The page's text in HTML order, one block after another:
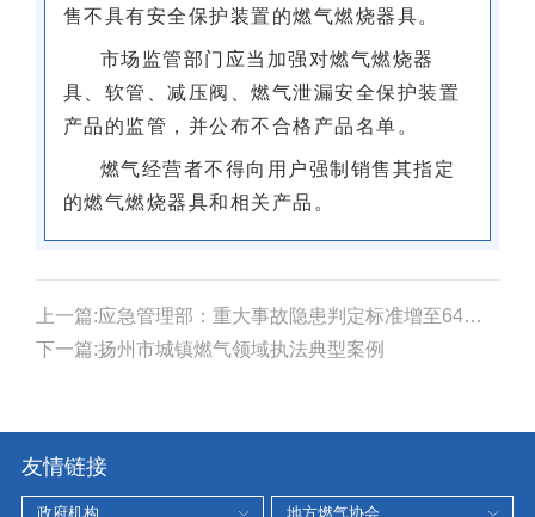
售不具有安全保护装置的燃气燃烧器具。
市场监管部门应当加强对燃气燃烧器
具、软管、减压阀、燃气泄漏安全保护装置
产品的监管，并公布不合格产品名单。
燃气经营者不得向用户强制销售其指定
的燃气燃烧器具和相关产品。
上一篇:应急管理部：重大事故隐患判定标准增至64项，排查更科学准确
下一篇:扬州市城镇燃气领域执法典型案例
友情链接